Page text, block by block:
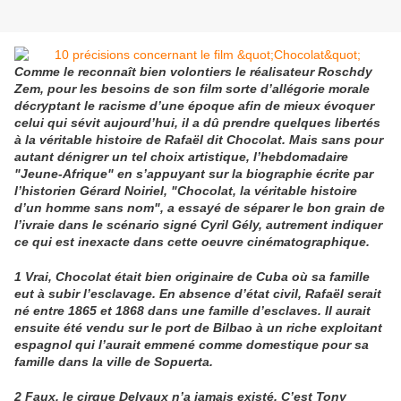
Comme le reconnaît bien volontiers le réalisateur Roschdy
Zem, pour les besoins de son film sorte d’allégorie morale
décryptant le racisme d’une époque afin de mieux évoquer
celui qui sévit aujourd’hui, il a dû prendre quelques libertés
à la véritable histoire de Rafaël dit Chocolat. Mais sans pour
autant dénigrer un tel choix artistique, l’hebdomadaire
"Jeune-Afrique" en s’appuyant sur la biographie écrite par
l’historien Gérard Noiriel, "Chocolat, la véritable histoire
d’un homme sans nom", a essayé de séparer le bon grain de
l’ivraie dans le scénario signé Cyril Gély, autrement indiquer
ce qui est inexacte dans cette oeuvre cinématographique.
1 Vrai, Chocolat était bien originaire de Cuba où sa famille
eut à subir l’esclavage. En absence d’état civil, Rafaël serait
né entre 1865 et 1868 dans une famille d’esclaves. Il aurait
ensuite été vendu sur le port de Bilbao à un riche exploitant
espagnol qui l’aurait emmené comme domestique pour sa
famille dans la ville de Sopuerta.
2 Faux, le cirque Delvaux n’a jamais existé. C’est Tony